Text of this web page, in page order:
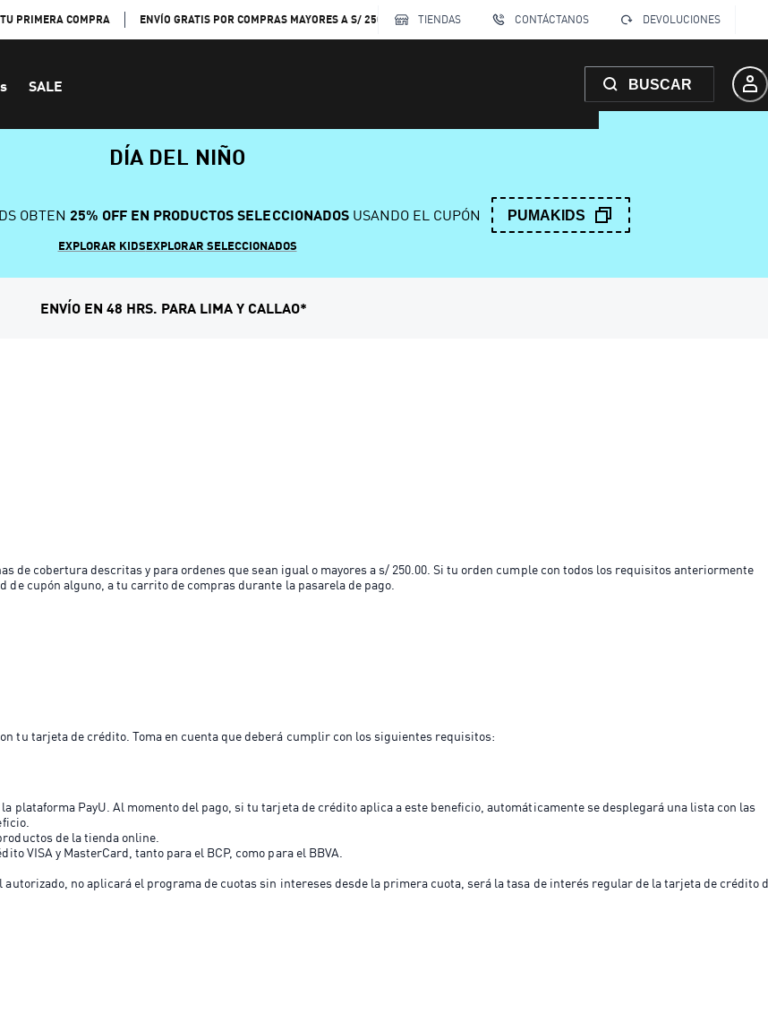
PRIMERA COMPRA ENVÍO GRATIS POR COMPRAS MAYORES A S/ 250 TIENDAS CONTÁCTANOS DEVOLUCIONES
SALE BUSCAR
DÍA DEL NIÑO
OBTEN 25% OFF EN PRODUCTOS SELECCIONADOSUSANDO EL CUPÓN PUMAKIDS
EXPLORAR KIDSEXPLORAR SELECCIONADOS
ENVÍO EN 48 HRS. PARA LIMA Y CALLAO*
de cobertura descritas y para ordenes que sean igual o mayores a s/ 250.00. Si tu orden cumple con todos los requisitos anteriormente
cupón alguno, a tu carrito de compras durante la pasarela de pago.
tu tarjeta de crédito. Toma en cuenta que deberá cumplir con los siguientes requisitos:
plataforma PayU. Al momento del pago, si tu tarjeta de crédito aplica a este beneficio, automáticamente se desplegará una lista con las
de la tienda online.
VISA y MasterCard, tanto para el BCP, como para el BBVA.
autorizado, no aplicará el programa de cuotas sin intereses desde la primera cuota, será la tasa de interés regular de la tarjeta de crédito